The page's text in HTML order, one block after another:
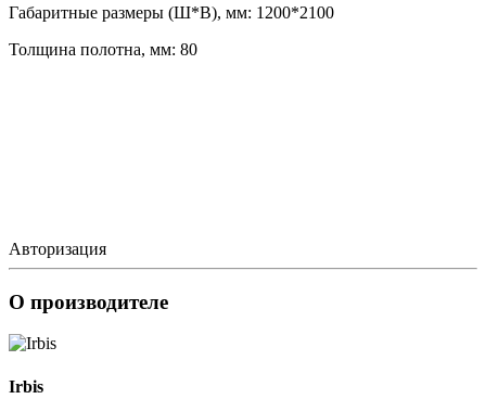
Габаритные размеры (Ш*В), мм: 1200*2100
Толщина полотна, мм: 80
Авторизация
О производителе
Irbis